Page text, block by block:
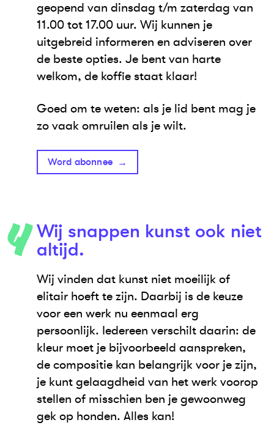
geopend van dinsdag t/m zaterdag van
11.00 tot 17.00 uur. Wij kunnen je
uitgebreid informeren en adviseren over
de beste opties. Je bent van harte
welkom, de koffie staat klaar!
Goed om te weten: als je lid bent mag je
zo vaak omruilen als je wilt.
Word abonnee
Wij snappen kunst ook niet
altijd.
Wij vinden dat kunst niet moeilijk of
elitair hoeft te zijn. Daarbij is de keuze
voor een werk nu eenmaal erg
persoonlijk. Iedereen verschilt daarin: de
kleur moet je bijvoorbeeld aanspreken,
de compositie kan belangrijk voor je zijn,
je kunt gelaagdheid van het werk voorop
stellen of misschien ben je gewoonweg
gek op honden. Alles kan!